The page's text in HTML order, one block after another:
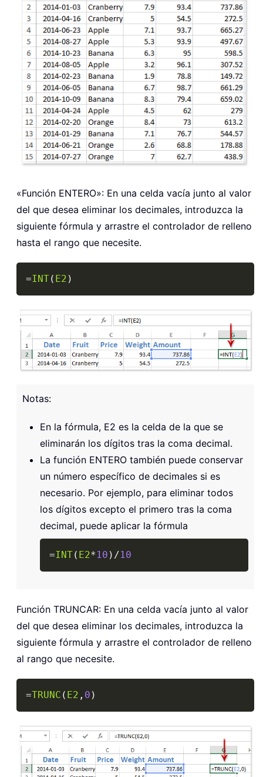
«Función ENTERO»: En una celda vacía junto al valor
del que desea eliminar los decimales, introduzca la
siguiente fórmula y arrastre el controlador de relleno
hasta el rango que necesite.
=INT( E2 )
Notas:
En la fórmula, E2 es la celda de la que se
eliminarán los dígitos tras la coma decimal.
La función ENTERO también puede conservar
un número específico de decimales si es
necesario. Por ejemplo, para eliminar todos
los dígitos excepto el primero tras la coma
decimal, puede aplicar la fórmula
=INT( E2*10 ) /10
Función TRUNCAR: En una celda vacía junto al valor
del que desea eliminar los decimales, introduzca la
siguiente fórmula y arrastre el controlador de relleno
al rango que necesite.
=TRUNC ( E2 , 0 )